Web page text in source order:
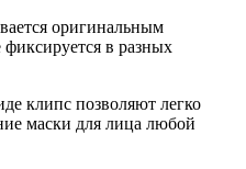
оригинальным
в разных
клипс позволяют легко
маски для лица любой